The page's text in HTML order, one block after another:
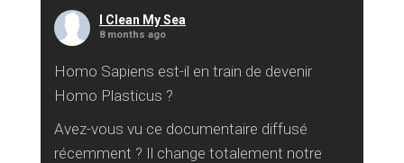
I Clean My Sea
8 months ago
Homo Sapiens est-il en train de devenir
Homo Plasticus ?
Avez-vous vu ce documentaire diffusé
récemment ? Il change totalement notre